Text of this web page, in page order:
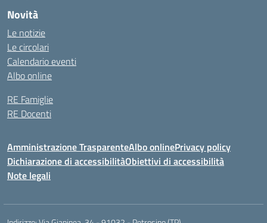
Novità
Le notizie
Le circolari
Calendario eventi
Albo online
RE Famiglie
RE Docenti
Amministrazione TrasparenteAlbo onlinePrivacy policy
Dichiarazione di accessibilitàObiettivi di accessibilità
Note legali